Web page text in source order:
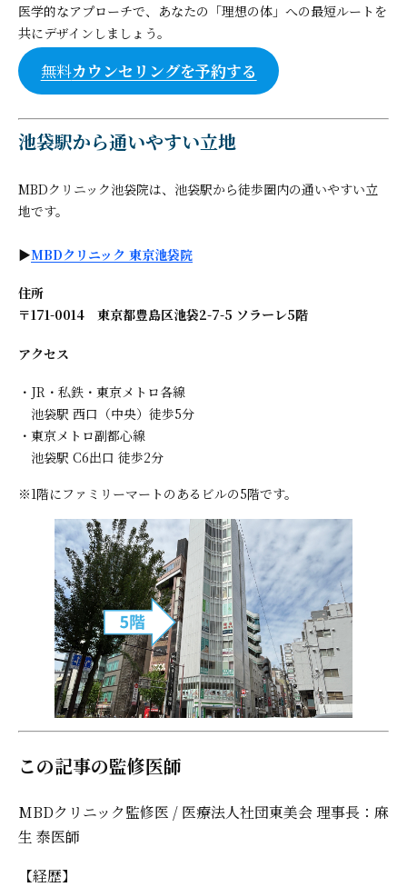
医学的なアプローチで、あなたの「理想の体」への最短ルートを
共にデザインしましょう。
無料カウンセリングを予約する
池袋駅から通いやすい立地
MBDクリニック池袋院は、池袋駅から徒歩圏内の通いやすい立
地です。
▶MBDクリニック 東京池袋院
住所
〒171-0014 東京都豊島区池袋2-7-5 ソラーレ5階
アクセス
・JR・私鉄・東京メトロ各線
池袋駅 西口（中央）徒歩5分
・東京メトロ副都心線
池袋駅 C6出口 徒歩2分
※1階にファミリーマートのあるビルの5階です。
この記事の監修医師
MBDクリニック監修医 / 医療法人社団東美会 理事長：麻
生 泰医師
【経歴】